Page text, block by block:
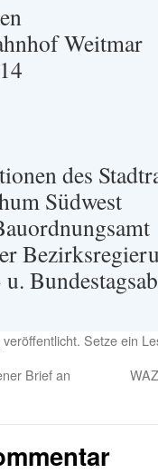
Weitmar
des
Südwest
veröffentlicht. Setze ein
Brief an